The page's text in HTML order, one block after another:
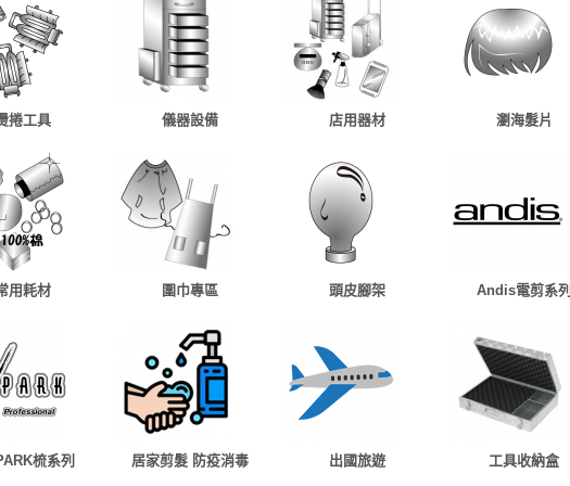
捲工具 儀器設備 店用器材 瀏海髮片
用耗材 圍巾專區 頭皮腳架 Andis電剪系列
梳系列 居家剪髮 防疫消毒 出國旅遊 工具收納盒